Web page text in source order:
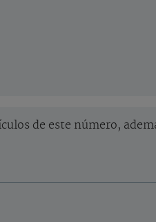
de este número,